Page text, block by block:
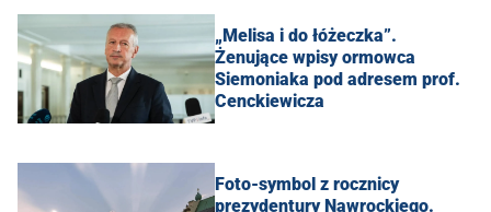
„Melisa i do łóżeczka”.
Żenujące wpisy ormowca
Siemoniaka pod adresem prof.
Cenckiewicza
Foto-symbol z rocznicy
prezydentury Nawrockiego.